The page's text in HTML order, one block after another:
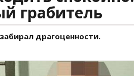
грабитель
драгоценности.